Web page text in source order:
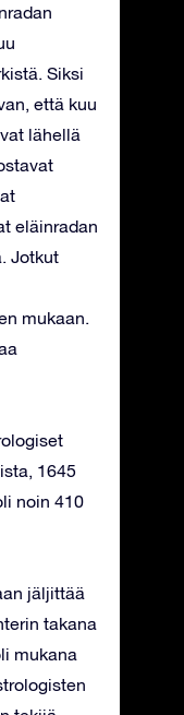
Siksi
että kuu
lähellä
eläinradan
Jotkut
mukaan.
1645
noin 410
jäljittää
takana
mukana